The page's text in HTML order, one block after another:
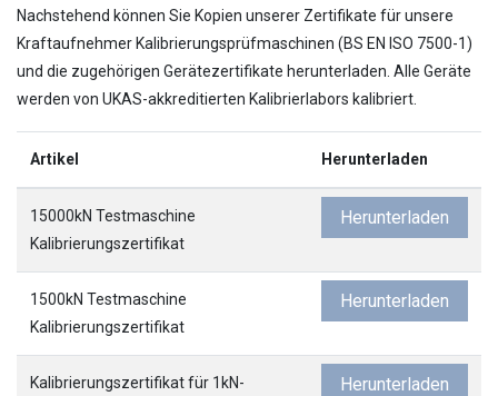
Nachstehend können Sie Kopien unserer Zertifikate für unsere
Kraftaufnehmer Kalibrierungsprüfmaschinen (BS EN ISO 7500-1)
und die zugehörigen Gerätezertifikate herunterladen. Alle Geräte
werden von UKAS-akkreditierten Kalibrierlabors kalibriert.
Artikel Herunterladen
15000kN Testmaschine
Kalibrierungszertifikat
Herunterladen
1500kN Testmaschine
Kalibrierungszertifikat
Herunterladen
Kalibrierungszertifikat für 1kN-
Herunterladen